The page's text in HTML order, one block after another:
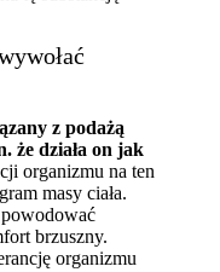
z podażą
że działa on jak
organizmu na ten
masy ciała.
brzuszny.
organizmu